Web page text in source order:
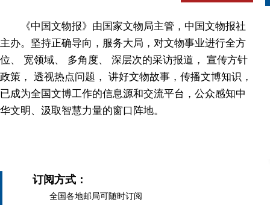
《中国文物报》由国家文物局主管，中国文物报社
主办。坚持正确导向，服务大局，对文物事业进行全方
位、 宽领域、 多角度、 深层次的采访报道， 宣传方针
政策， 透视热点问题， 讲好文物故事，传播文博知识，
已成为全国文博工作的信息源和交流平台，公众感知中
华文明、汲取智慧力量的窗口阵地。
订阅方式：
全国各地邮局可随时订阅